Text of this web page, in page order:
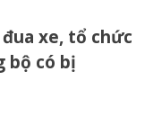
đua xe, tổ chức
bộ có bị